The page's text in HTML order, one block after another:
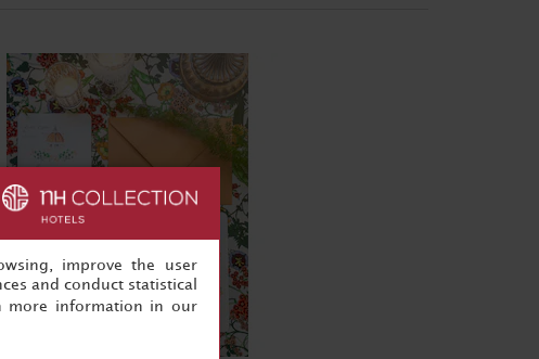
improve the user
and conduct statistical
more information in our